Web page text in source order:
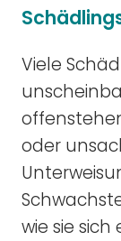
Viele
oder
wie sie